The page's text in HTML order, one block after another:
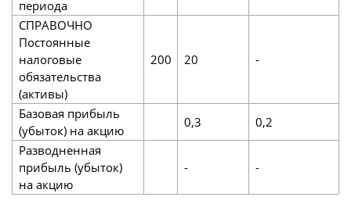
периода
СПРАВОЧНО
Постоянные
налоговые
обязательства
(активы)
200 20 -
Базовая прибыль
(убыток) на акцию
0,3
0,2
Разводненная
прибыль (убыток)
на акцию
- -